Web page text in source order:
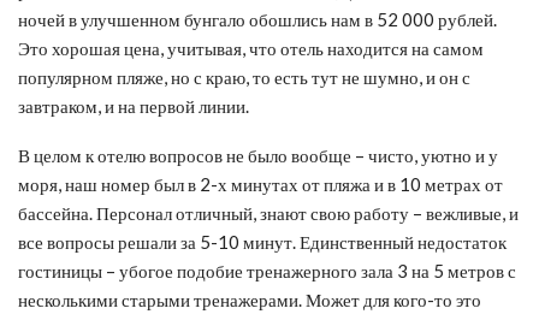
ночей в улучшенном бунгало обошлись нам в 52 000 рублей.
Это хорошая цена, учитывая, что отель находится на самом
популярном пляже, но с краю, то есть тут не шумно, и он с
завтраком, и на первой линии.
В целом к отелю вопросов не было вообще – чисто, уютно и у
моря, наш номер был в 2-х минутах от пляжа и в 10 метрах от
бассейна. Персонал отличный, знают свою работу – вежливые, и
все вопросы решали за 5-10 минут. Единственный недостаток
гостиницы – убогое подобие тренажерного зала 3 на 5 метров с
несколькими старыми тренажерами. Может для кого-то это